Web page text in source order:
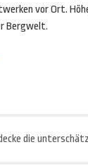
vor Ort.
Bergwelt.